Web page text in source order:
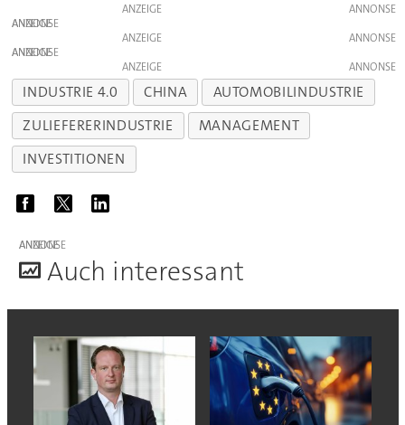
ANZEIGE
ANZEIGE
ANZEIGE
ANZEIGE
ANZEIGE
INDUSTRIE 4.0 CHINA
AUTOMOBILINDUSTRIE
ZULIEFERERINDUSTRIE
MANAGEMENT
INVESTITIONEN
ANZEIGE
Auch interessant